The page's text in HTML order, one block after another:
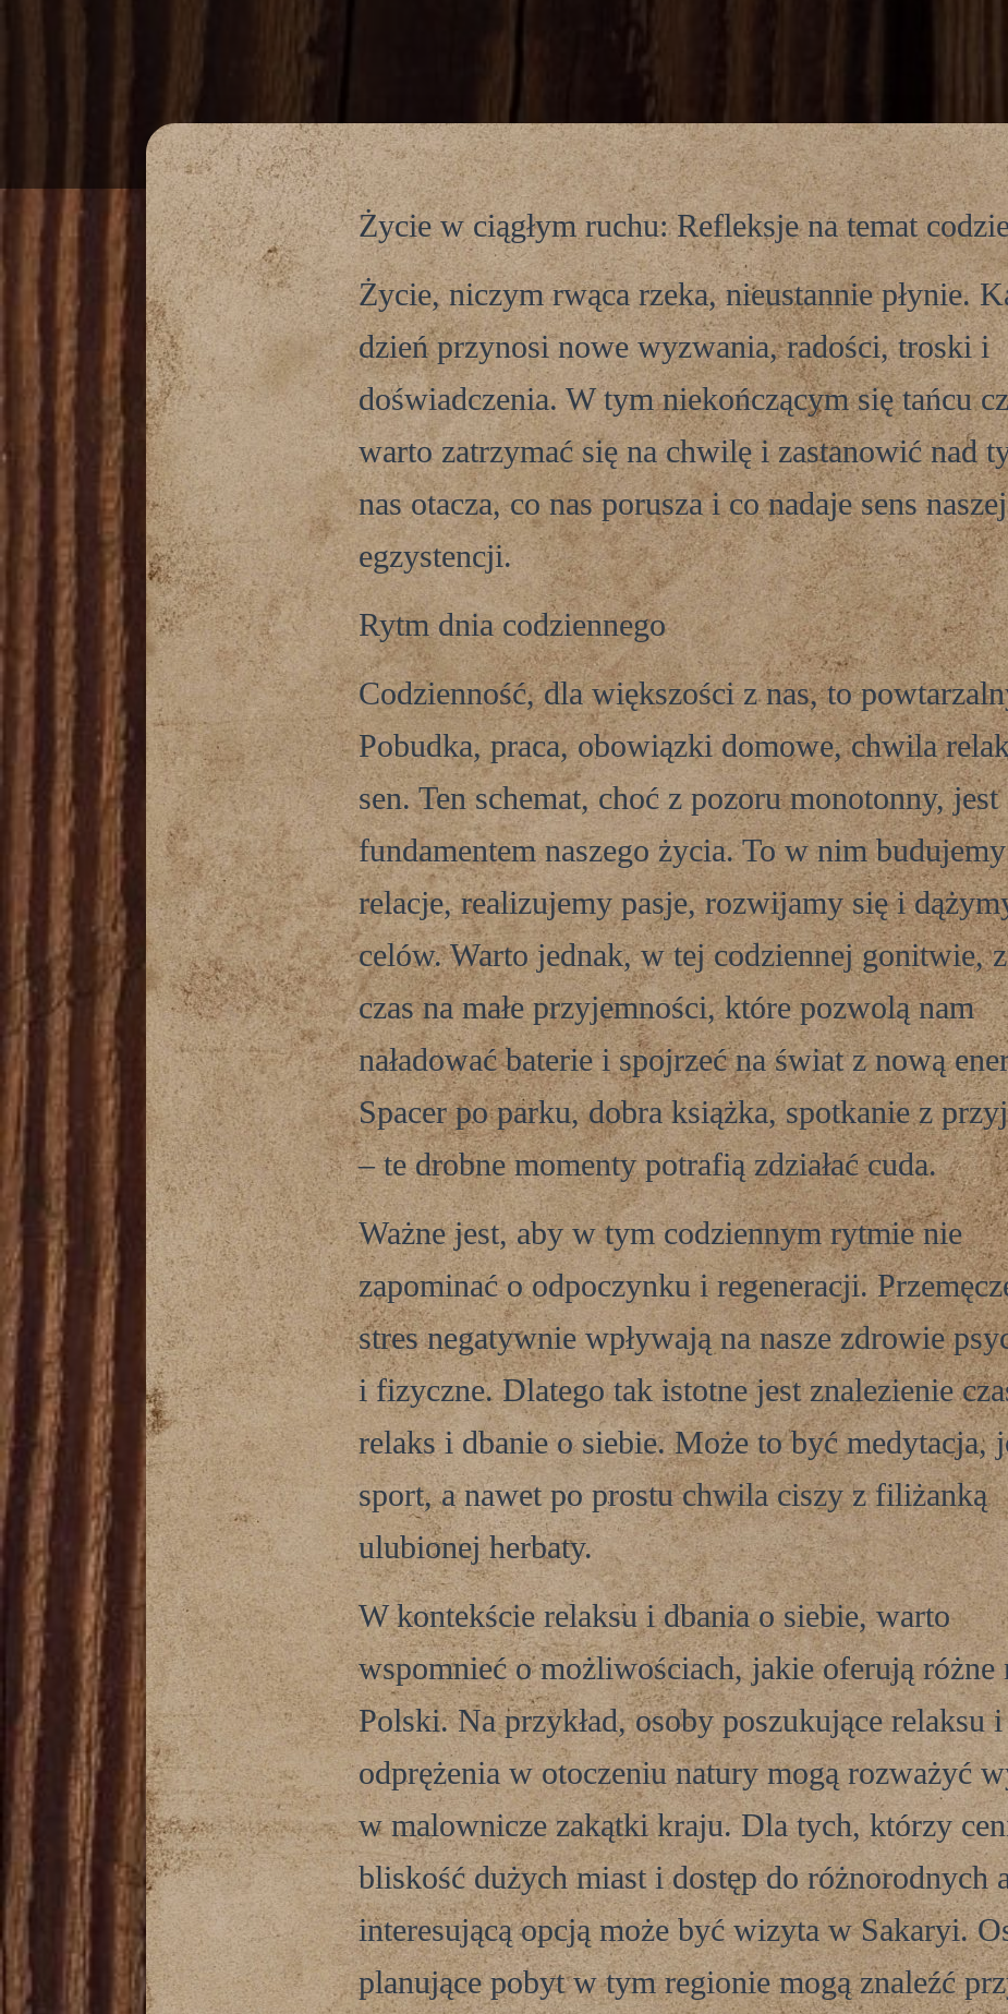
Życie w ciągłym ruchu: Refleksje na temat
Życie, niczym rwąca rzeka, nieustannie płynie.
dzień przynosi nowe wyzwania, radości, troski i
doświadczenia. W tym niekończącym się tańcu
warto zatrzymać się na chwilę i zastanowić nad
nas otacza, co nas porusza i co nadaje sens naszej
egzystencji.
Rytm dnia codziennego
Codzienność, dla większości z nas, to
Pobudka, praca, obowiązki domowe, chwila
sen. Ten schemat, choć z pozoru monotonny, jest
fundamentem naszego życia. To w nim budujemy
relacje, realizujemy pasje, rozwijamy się i
celów. Warto jednak, w tej codziennej gonitwie,
czas na małe przyjemności, które pozwolą nam
naładować baterie i spojrzeć na świat z nową
Spacer po parku, dobra książka, spotkanie z
– te drobne momenty potrafią zdziałać cuda.
Ważne jest, aby w tym codziennym rytmie nie
zapominać o odpoczynku i regeneracji.
stres negatywnie wpływają na nasze zdrowie
i fizyczne. Dlatego tak istotne jest znalezienie
relaks i dbanie o siebie. Może to być medytacja,
sport, a nawet po prostu chwila ciszy z filiżanką
ulubionej herbaty.
W kontekście relaksu i dbania o siebie, warto
wspomnieć o możliwościach, jakie oferują różne
Polski. Na przykład, osoby poszukujące relaksu i
odprężenia w otoczeniu natury mogą rozważyć
w malownicze zakątki kraju. Dla tych, którzy
bliskość dużych miast i dostęp do różnorodnych
interesującą opcją może być wizyta w Sakaryi.
planujące pobyt w tym regionie mogą znaleźć